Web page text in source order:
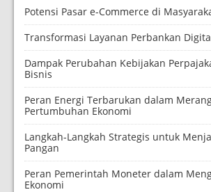
Potensi Pasar e-Commerce di
Transformasi Layanan Perbankan
Dampak Perubahan Kebijakan
Bisnis
Peran Energi Terbarukan dalam
Pertumbuhan Ekonomi
Langkah-Langkah Strategis untuk
Pangan
Peran Pemerintah Moneter dalam
Ekonomi